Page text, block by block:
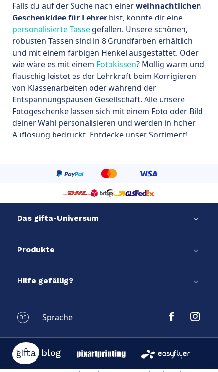
Falls du auf der Suche nach einerweihnachtlichen
Geschenkidee für Lehrer bist, könnte dir eine
personalisierte Tasse gefallen. Unsere schönen,
robusten Tassen sind in 8 Grundfarben erhältlich
und mit einem farbigen Henkel ausgestattet. Oder
wie wäre es mit einem Fotokissen? Mollig warm und
flauschig leistet es der Lehrkraft beim Korrigieren
von Klassenarbeiten oder während der
Entspannungspausen Gesellschaft. Alle unsere
Fotogeschenke lassen sich mit einem Foto oder Bild
deiner Wahl personalisieren und werden in hoher
Auflösung bedruckt. Entdecke unser Sortiment!
Das gifta-Universum
Produkte
Hilfe gefällig?
DE Sprache